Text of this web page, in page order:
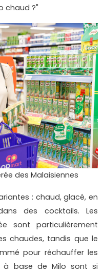
chaud ?"
des Malaisiennes
: chaud, glacé, en
des cocktails. Les
sont particulièrement
chaudes, tandis que le
pour réchauffer les
à base de Milo sont si